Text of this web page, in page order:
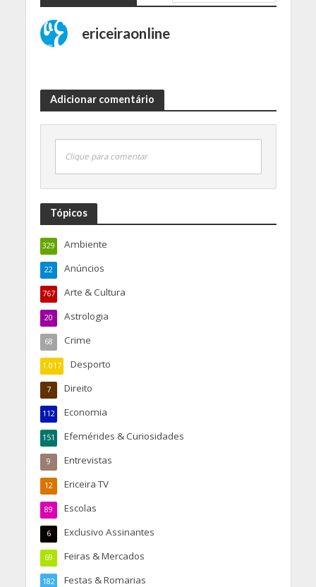
ericeiraonline
Adicionar comentário
Clique para comentar
Tópicos
Ambiente
329
Anúncios
22
Arte & Cultura
767
Astrologia
20
Crime
68
Desporto
1.017
Direito
7
Economia
112
Efemérides & Curiosidades
151
Entrevistas
9
Ericeira TV
12
Escolas
89
Exclusivo Assinantes
6
Feiras & Mercados
69
Festas & Romarias
182